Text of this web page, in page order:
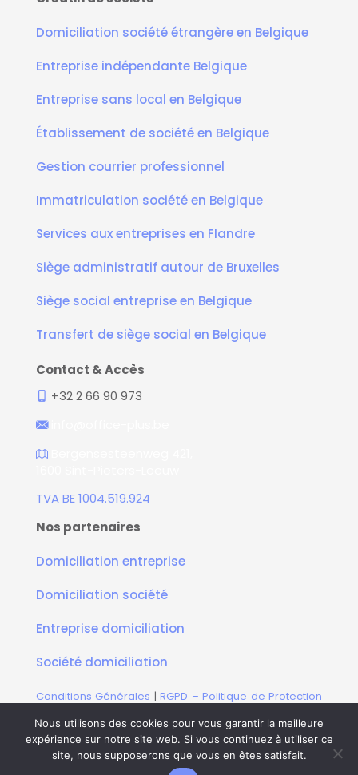
Domiciliation société étrangère en Belgique
Entreprise indépendante Belgique
Entreprise sans local en Belgique
Établissement de société en Belgique
Gestion courrier professionnel
Immatriculation société en Belgique
Services aux entreprises en Flandre
Siège administratif autour de Bruxelles
Siège social entreprise en Belgique
Transfert de siège social en Belgique
Contact & Accès
+32 2 66 90 973
info@office-plus.be
TVA BE 1004.519.924
Nos partenaires
Domiciliation entreprise
Domiciliation société
Entreprise domiciliation
Société domiciliation
Conditions Générales |RGPD – Politique de Protection
Copyright © 2010 - 2026 OfficePlus.Tous droits
réservés.
OfficePLus- Services pour les indépendants et les
Nous utilisons des cookies pour vous garantir la meilleure
expérience sur notre site web. Si vous continuez à utiliser ce
site, nous supposerons que vous en êtes satisfait.